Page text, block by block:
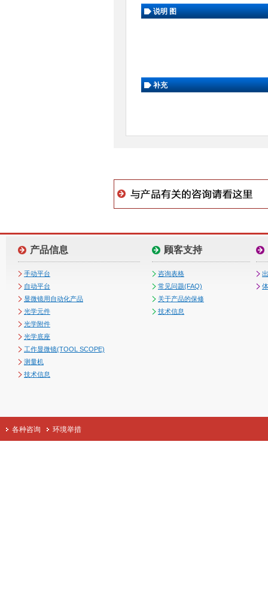
说明 图
补充
产品信息
手动平台
自动平台
显微镜用自动化产品
光学元件
光学附件
光学底座
工作显微镜(TOOL SCOPE)
测量机
技术信息
顾客支持
咨询表格
常见问题(FAQ)
关于产品的保修
技术信息
各种咨询 环境举措